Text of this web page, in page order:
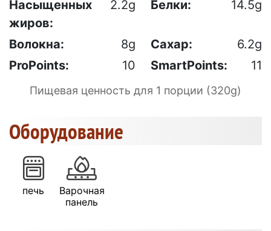
Насыщенных
жиров:
2.2g Белки: 14.5g
Волокна: 8g Сахар:
6.2g
ProPoints:
10 SmartPoints: 11
Пищевая ценность для 1 порции (320g)
Оборудование
печь
Варочная
панель